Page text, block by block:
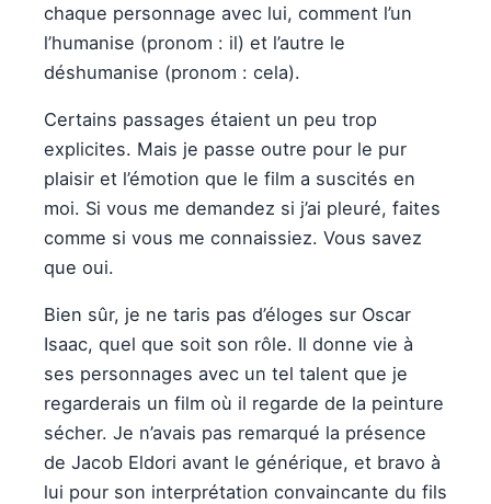
chaque personnage avec lui, comment l’un
l’humanise (pronom : il) et l’autre le
déshumanise (pronom : cela).
Certains passages étaient un peu trop
explicites. Mais je passe outre pour le pur
plaisir et l’émotion que le film a suscités en
moi. Si vous me demandez si j’ai pleuré, faites
comme si vous me connaissiez. Vous savez
que oui.
Bien sûr, je ne taris pas d’éloges sur Oscar
Isaac, quel que soit son rôle. Il donne vie à
ses personnages avec un tel talent que je
regarderais un film où il regarde de la peinture
sécher. Je n’avais pas remarqué la présence
de Jacob Eldori avant le générique, et bravo à
lui pour son interprétation convaincante du fils